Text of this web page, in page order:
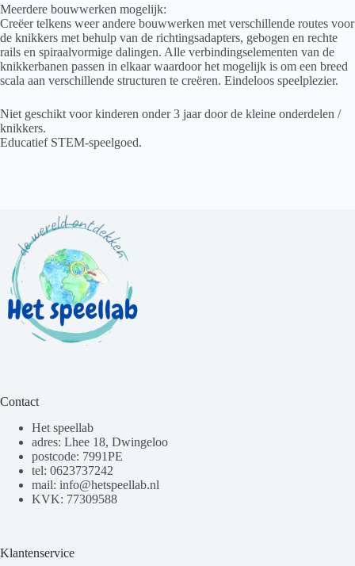
Meerdere bouwwerken mogelijk:
Creëer telkens weer andere bouwwerken met verschillende routes voor
de knikkers met behulp van de richtingsadapters, gebogen en rechte
rails en spiraalvormige dalingen. Alle verbindingselementen van de
knikkerbanen passen in elkaar waardoor het mogelijk is om een breed
scala aan verschillende structuren te creëren. Eindeloos speelplezier.
Niet geschikt voor kinderen onder 3 jaar door de kleine onderdelen /
knikkers.
Educatief STEM-speelgoed.
Contact
Het speellab
adres: Lhee 18, Dwingeloo
postcode: 7991PE
tel: 0623737242
mail: info@hetspeellab.nl
KVK: 77309588
Klantenservice